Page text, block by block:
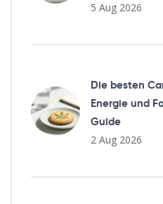
5 Aug 2026
Die besten
Energie und
Guide
2 Aug 2026